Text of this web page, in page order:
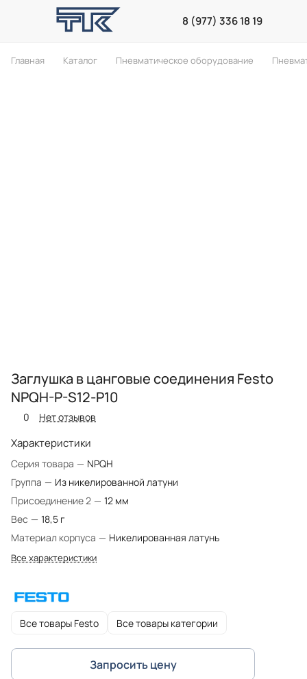
8 (977) 336 18 19
Главная Каталог Пневматическое оборудование
Заглушка в цанговые соединения Festo
NPQH-P-S12-P10
0 Нет отзывов
Характеристики
Серия товара — NPQH
Группа — Из никелированной латуни
Присоединение 2 — 12 мм
Вес — 18,5 г
Материал корпуса — Никелированная латунь
Все характеристики
Все товары Festo Все товары категории
Запросить цену